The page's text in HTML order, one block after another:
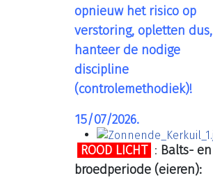
opnieuw het risico op
verstoring, opletten dus,
hanteer de nodige
discipline
(controlemethodiek)!
15/07/2026.
ROOD LICHT : Balts- en
broedperiode (eieren):